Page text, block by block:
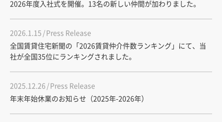
2026年度入社式を開催。13名の新しい仲間が加わりました。
2026.1.15 Press Release
全国賃貸住宅新聞の「2026賃貸仲介件数ランキング」にて、当
社が全国35位にランキングされました。
2025.12.26 Press Release
年末年始休業のお知らせ（2025年-2026年）